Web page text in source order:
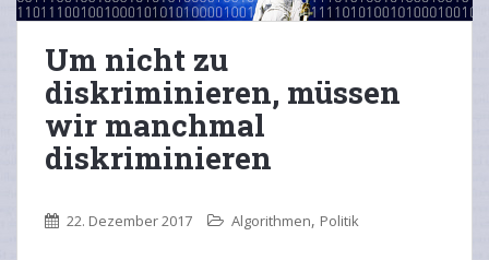
Um nicht zu
diskriminieren, müssen
wir manchmal
diskriminieren
22. Dezember 2017 Algorithmen, Politik